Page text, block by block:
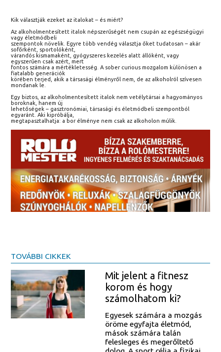
Kik választják ezeket az italokat – és miért?
Az alkoholmentesített italok népszerűségét nem csupán az egészségügyi
vagy életmódbeli
szempontok növelik. Egyre több vendég választja őket tudatosan – akár
sofőrként, sportolóként,
várandós kismamaként, gyógyszeres kezelés alatt állóként, vagy
egyszerűen csak azért, mert
fontos számára a mértékletesség. A sober curious mozgalom különösen a
fiatalabb generációk
körében terjed, akik a társasági élményről nem, de az alkoholról szívesen
mondanak le.
Egy biztos, az alkoholmentesített italok nem vetélytársai a hagyományos
boroknak, hanem új
lehetőségek – gasztronómiai, társasági és életmódbeli szempontból
egyaránt. Aki kipróbálja,
megtapasztalhatja: a bor élménye nem csak az alkoholon múlik.
TOVÁBBI CIKKEK
Mit jelent a fitnesz
korom és hogy
számolhatom ki?
Egyesek számára a mozgás
öröme egyfajta életmód,
mások számára talán
felesleges és megerőltető